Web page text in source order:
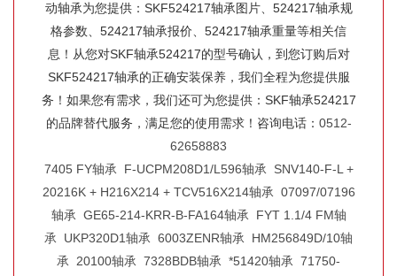
动轴承为您提供：SKF524217轴承图片、524217轴承规
格参数、524217轴承报价、524217轴承重量等相关信
息！从您对SKF轴承524217的型号确认，到您订购后对
SKF524217轴承的正确安装保养，我们全程为您提供服
务！如果您有需求，我们还可为您提供：SKF轴承524217
的品牌替代服务，满足您的使用需求！咨询电话： 0512-
62658883
7405 FY轴承 F-UCPM208D1/L596轴承 SNV140-F-L +
20216K + H216X214 + TCV516X214轴承 07097/07196
轴承 GE65-214-KRR-B-FA164轴承 FYT 1.1/4 FM轴
承 UKP320D1轴承 6003ZENR轴承 HM256849D/10轴
承 20100轴承 7328BDB轴承 *51420轴承 71750-